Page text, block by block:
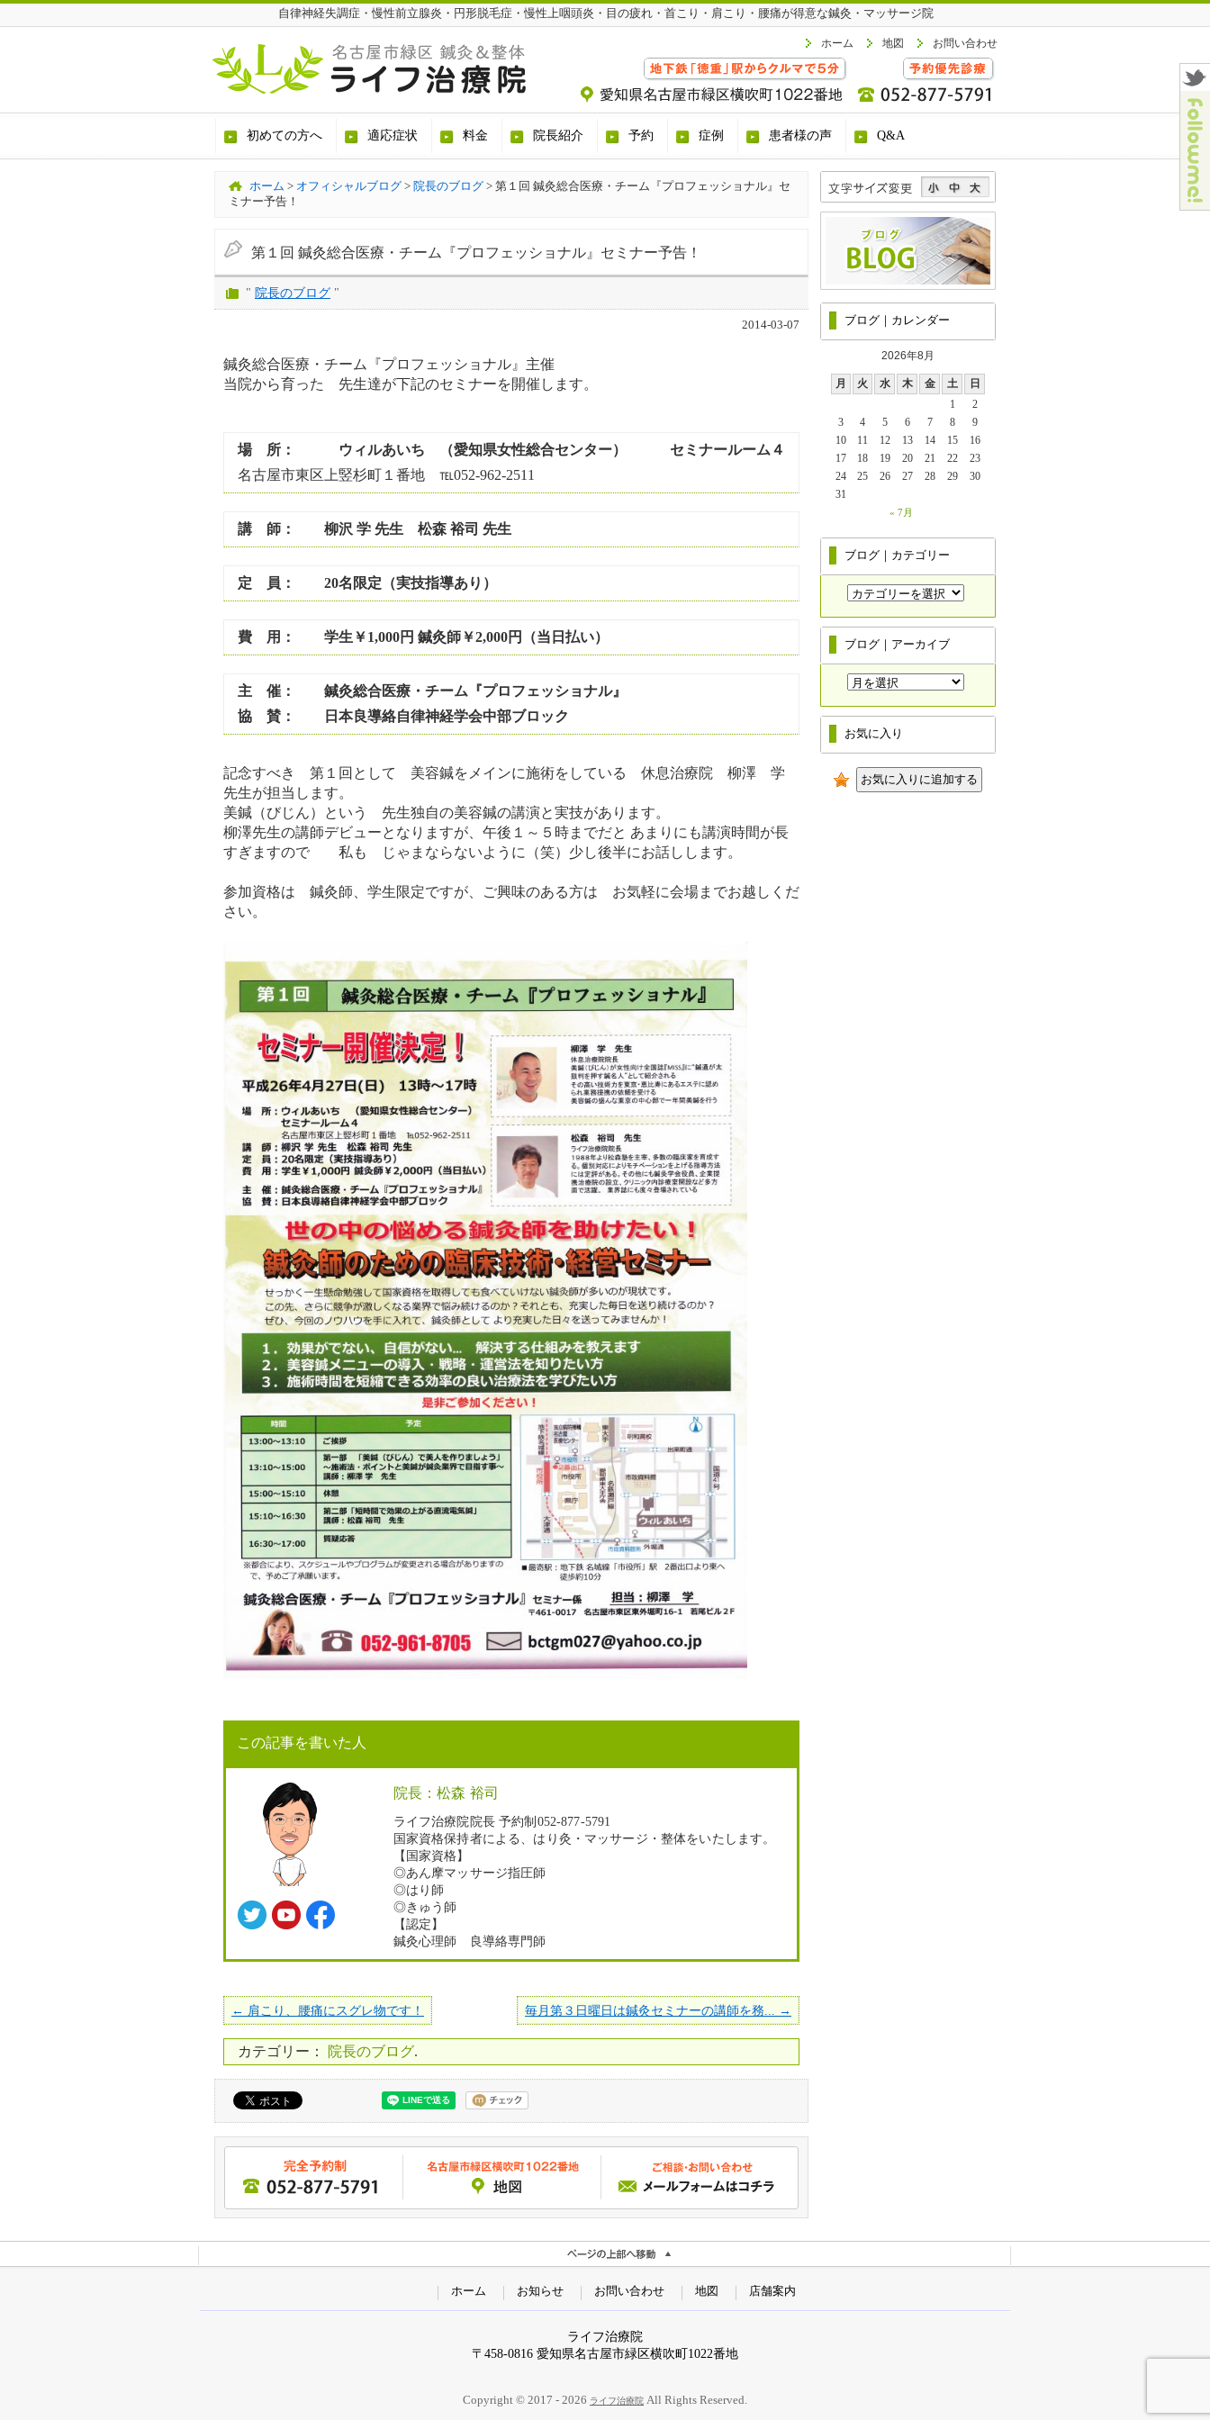
自律神経失調症・慢性前立腺炎・円形脱毛症・慢性上咽頭炎・目の疲れ・首こり・肩こり・腰痛が得意な鍼灸・マッサージ院
ホーム 地図 お問い合わせ
初めての方へ 適応症状 料金 院長紹介 予約 症例 患者様の声 Q&A
ホーム > オフィシャルブログ > 院長のブログ > 第１回 鍼灸総合医療・チーム『プロフェッショナル』セ
ミナー予告！
第１回 鍼灸総合医療・チーム『プロフェッショナル』セミナー予告！
" 院長のブログ "
2014-03-07
鍼灸総合医療・チーム『プロフェッショナル』主催
当院から育った 先生達が下記のセミナーを開催します。
場 所： ウィルあいち （愛知県女性総合センター） セミナールーム４
名古屋市東区上竪杉町１番地 ℡052-962-2511
講 師： 柳沢 学 先生 松森 裕司 先生
定 員： 20名限定（実技指導あり）
費 用： 学生￥1,000円 鍼灸師￥2,000円（当日払い）
主 催： 鍼灸総合医療・チーム『プロフェッショナル』
協 賛： 日本良導絡自律神経学会中部ブロック
記念すべき 第１回として 美容鍼をメインに施術をしている 休息治療院 柳澤 学
先生が担当します。
美鍼（びじん）という 先生独自の美容鍼の講演と実技があります。
柳澤先生の講師デビューとなりますが、午後１～５時までだと あまりにも講演時間が長
すぎますので 私も じゃまならないように（笑）少し後半にお話しします。
参加資格は 鍼灸師、学生限定ですが、ご興味のある方は お気軽に会場までお越しくだ
さい。
この記事を書いた人
院長：松森 裕司
ライフ治療院院長 予約制052-877-5791
国家資格保持者による、はり灸・マッサージ・整体をいたします。
【国家資格】
◎あん摩マッサージ指圧師
◎はり師
◎きゅう師
【認定】
鍼灸心理師 良導絡専門師
← 肩こり、腰痛にスグレ物です！ 毎月第３日曜日は鍼灸セミナーの講師を務... →
カテゴリー： 院長のブログ.
ブログ｜カレンダー
2026年8月
月 火 水 木 金 土
日
1
2
3
4 5 6 7 8
9
10
11 12 13 14 15
16
17
18 19 20 21 22
23
24
25 26 27 28 29
30
31
« 7月
ブログ｜カテゴリー
ブログ｜アーカイブ
お気に入り
ホーム お知らせ お問い合わせ 地図 店舗案内
ライフ治療院
〒458-0816 愛知県名古屋市緑区横吹町1022番地
Copyright © 2017 - 2026 ライフ治療院 All Rights Reserved.